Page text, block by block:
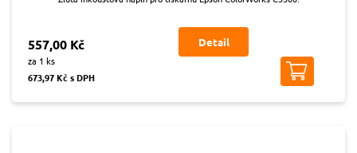
557,00 Kč
za 1 ks
673,97 Kč s DPH
Detail